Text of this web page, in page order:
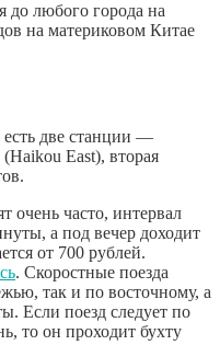
до любого города на
на материковом Китае
две станции —
East), вторая
очень часто, интервал
а под вечер доходит
от 700 рублей.
. Скоростные поезда
так и по восточному, а
Если поезд следует по
то он проходит бухту